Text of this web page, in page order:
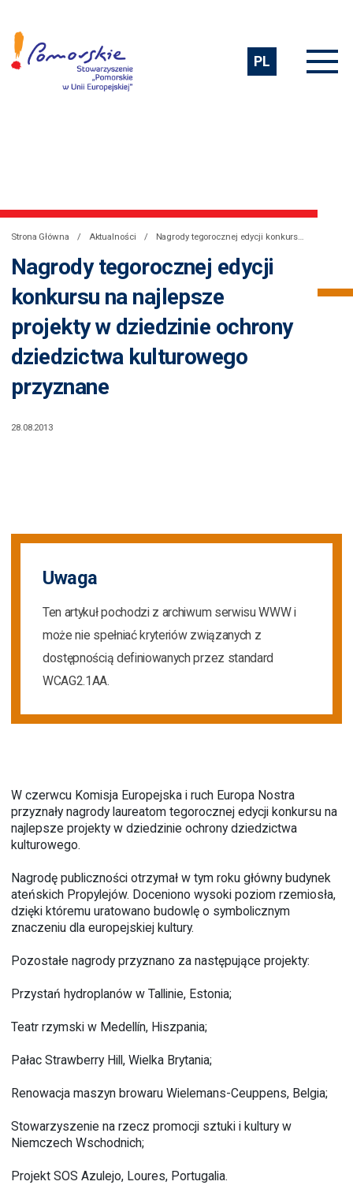
PL
Strona Główna Aktualności Nagrody tegorocznej edycji konkursu na najlepsze projekty w dziedzinie ochrony dziedzictwa kulturowego przyznane
Nagrody tegorocznej edycji
konkursu na najlepsze
projekty w dziedzinie ochrony
dziedzictwa kulturowego
przyznane
28.08.2013
Uwaga
Ten artykuł pochodzi z archiwum serwisu WWW i
może nie spełniać kryteriów związanych z
dostępnością definiowanych przez standard
WCAG2.1AA.
W czerwcu Komisja Europejska i ruch Europa Nostra
przyznały nagrody laureatom tegorocznej edycji konkursu na
najlepsze projekty w dziedzinie ochrony dziedzictwa
kulturowego.
Nagrodę publiczności otrzymał w tym roku główny budynek
ateńskich Propylejów. Doceniono wysoki poziom rzemiosła,
dzięki któremu uratowano budowlę o symbolicznym
znaczeniu dla europejskiej kultury.
Pozostałe nagrody przyznano za następujące projekty:
Przystań hydroplanów w Tallinie, Estonia;
Teatr rzymski w Medellín, Hiszpania;
Pałac Strawberry Hill, Wielka Brytania;
Renowacja maszyn browaru Wielemans-Ceuppens, Belgia;
Stowarzyszenie na rzecz promocji sztuki i kultury w
Niemczech Wschodnich;
Projekt SOS Azulejo, Loures, Portugalia.